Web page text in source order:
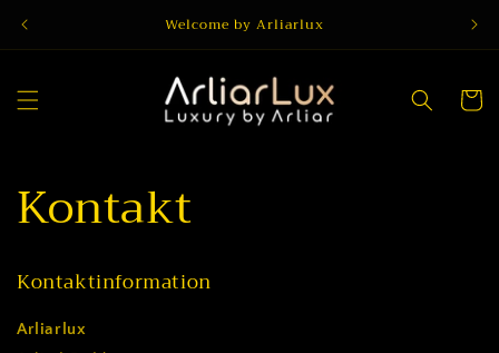
Welcome by Arliarlux
Kontakt
Kontaktinformation
Arliarlux